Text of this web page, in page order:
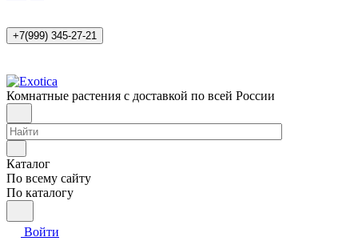
+7(999) 345-27-21
Комнатные растения с доставкой по всей России
Каталог
По всему сайту
По каталогу
Войти